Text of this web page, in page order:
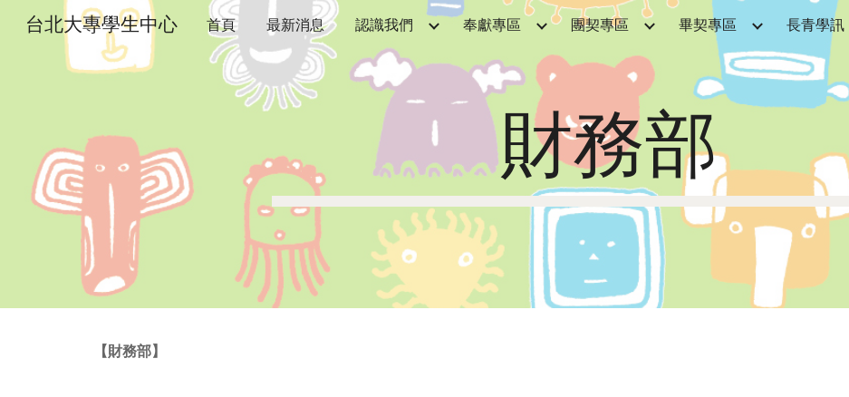
Skip to main content Skip to navigation
台北大專學生中心 首頁 最新消息 認識我們 奉獻專區 團契專區 畢契專區 長青學訊
財務部
【財務部】